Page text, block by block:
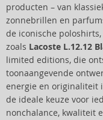
producten – van
zonnebrillen en
de iconische
zoals Lacoste L.12.12
limited editions, die
toonaangevende
energie en originaliteit
de ideale keuze voor
nonchalance, kwaliteit